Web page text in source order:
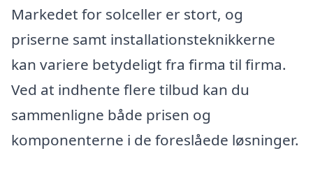
Markedet for solceller er stort, og
priserne samt installationsteknikkerne
kan variere betydeligt fra firma til firma.
Ved at indhente flere tilbud kan du
sammenligne både prisen og
komponenterne i de foreslåede løsninger.